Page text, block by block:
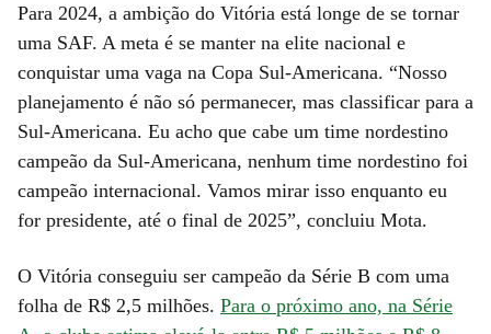
Para 2024, a ambição do Vitória está longe de se tornar
uma SAF. A meta é se manter na elite nacional e
conquistar uma vaga na Copa Sul-Americana. “Nosso
planejamento é não só permanecer, mas classificar para a
Sul-Americana. Eu acho que cabe um time nordestino
campeão da Sul-Americana, nenhum time nordestino foi
campeão internacional. Vamos mirar isso enquanto eu
for presidente, até o final de 2025”, concluiu Mota.
O Vitória conseguiu ser campeão da Série B com uma
folha de R$ 2,5 milhões. Para o próximo ano, na Série